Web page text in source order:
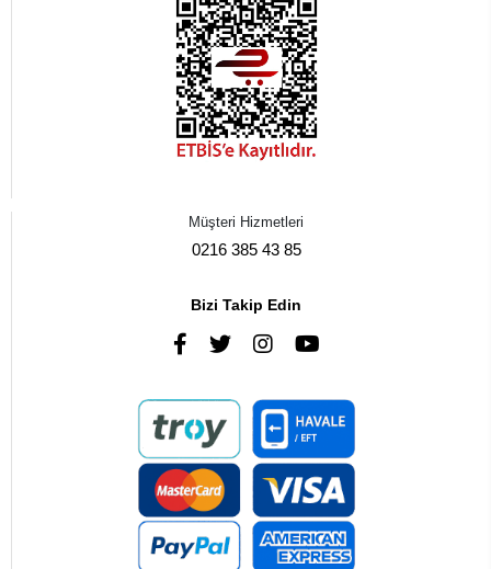
Müşteri Hizmetleri
0216 385 43 85
Bizi Takip Edin